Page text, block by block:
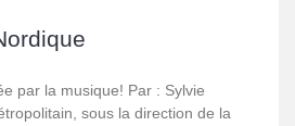
par la musique! Par : Sylvie
sous la direction de la